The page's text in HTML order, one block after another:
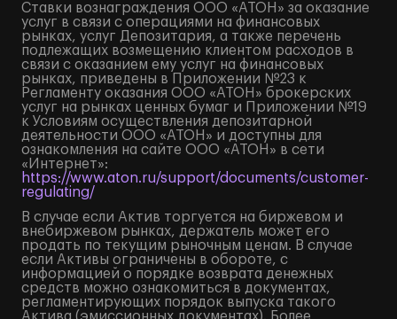
Ставки вознаграждения ООО «АТОН» за оказание
услуг в связи с операциями на финансовых
рынках, услуг Депозитария, а также перечень
подлежащих возмещению клиентом расходов в
связи с оказанием ему услуг на финансовых
рынках, приведены в Приложении №23 к
Регламенту оказания ООО «АТОН» брокерских
услуг на рынках ценных бумаг и Приложении №19
к Условиям осуществления депозитарной
деятельности ООО «АТОН» и доступны для
ознакомления на сайте ООО «АТОН» в сети
«Интернет»:
https://www.aton.ru/support/documents/customer-
regulating/
В случае если Актив торгуется на биржевом и
внебиржевом рынках, держатель может его
продать по текущим рыночным ценам. В случае
если Активы ограничены в обороте, с
информацией о порядке возврата денежных
средств можно ознакомиться в документах,
регламентирующих порядок выпуска такого